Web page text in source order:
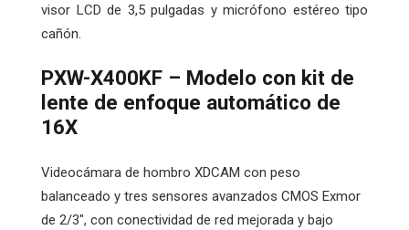
visor LCD de 3,5 pulgadas y micrófono estéreo tipo
cañón.
PXW-X400KF – Modelo con kit de
lente de enfoque automático de
16X
Videocámara de hombro XDCAM con peso
balanceado y tres sensores avanzados CMOS Exmor
de 2/3″, con conectividad de red mejorada y bajo